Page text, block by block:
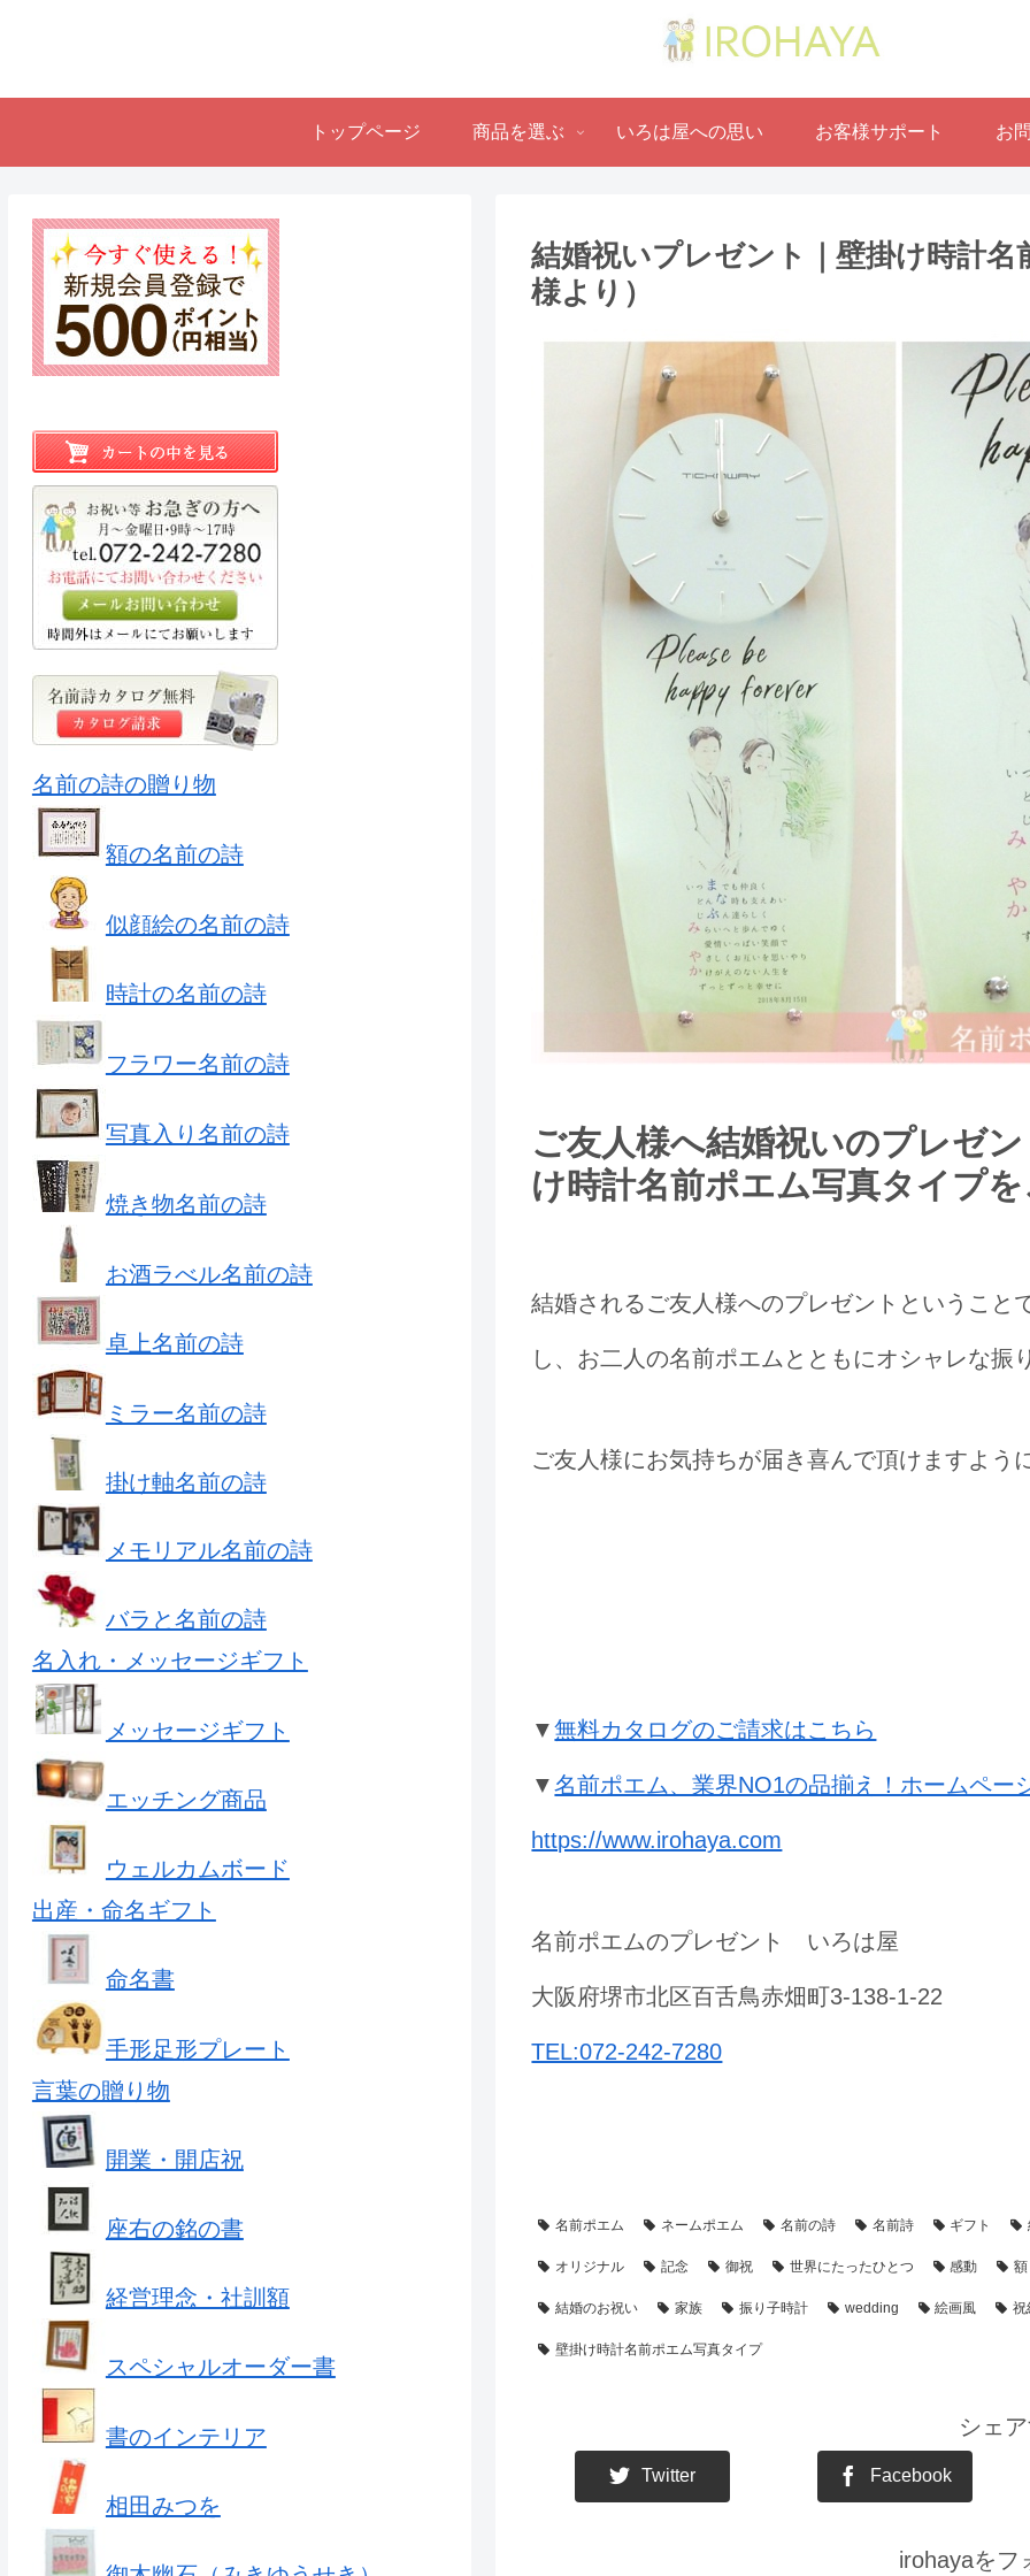
トップページ 商品を選ぶ いろは屋への思い お客様サポート お
結婚祝いプレゼント｜壁掛け時計
様より ）
ご友人様へ結婚祝いのプレゼ
け時計名前ポエム写真タイプ
結婚されるご友人様へのプレゼントということ
し、お二人の名前ポエムとともにオシャレな振
ご友人様にお気持ちが届き喜んで頂けますよ
▼無料カタログのご請求はこちら
▼名前ポエム、業界NO1の品揃え！ホームペー
https://www.irohaya.com
名前ポエムのプレゼント いろは屋
大阪府堺市北区百舌鳥赤畑町3-138-1-22
TEL:072-242-7280
名前ポエム ネームポエム 名前の詩 名前詩 ギフト
オリジナル 記念 御祝 世界にたったひとつ 感動 額
結婚のお祝い 家族 振り子時計 wedding 絵画風 祝
壁掛け時計名前ポエム写真タイプ
シェ
Twitter Facebook
irohayaをフ
名前の詩の贈り物
額の名前の詩
似顔絵の名前の詩
時計の名前の詩
フラワー名前の詩
写真入り名前の詩
焼き物名前の詩
お酒ラべル名前の詩
卓上名前の詩
ミラー名前の詩
掛け軸名前の詩
メモリアル名前の詩
バラと名前の詩
名入れ・メッセージギフト
メッセージギフト
エッチング商品
ウェルカムボード
出産・命名ギフト
命名書
手形足形プレート
言葉の贈り物
開業・開店祝
座右の銘の書
経営理念・社訓額
スペシャルオーダー書
書のインテリア
相田みつを